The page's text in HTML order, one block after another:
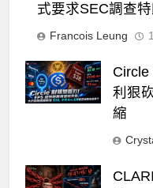
式要求SEC調查
Francois Leung
Circle
利狠
縮